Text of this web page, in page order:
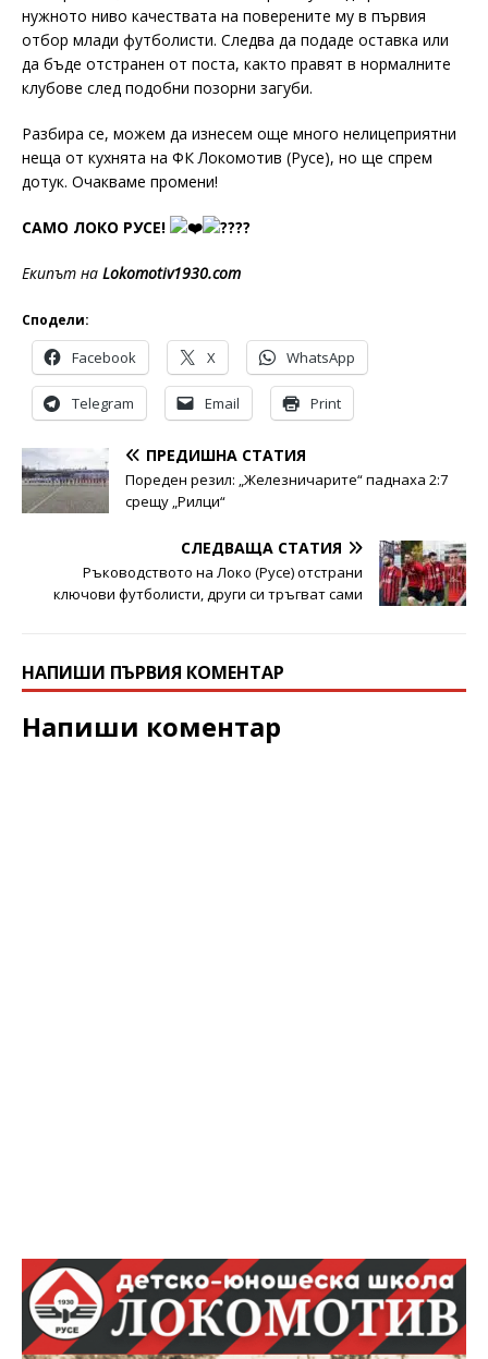
нужното ниво качествата на поверените му в първия
отбор млади футболисти. Следва да подаде оставка или
да бъде отстранен от поста, както правят в нормалните
клубове след подобни позорни загуби.
Разбира се, можем да изнесем още много нелицеприятни
неща от кухнята на ФК Локомотив (Русе), но ще спрем
дотук. Очакваме промени!
САМО ЛОКО РУСЕ!
Екипът на Lokomotiv1930.com
Сподели:
Facebook X WhatsApp
Telegram Email Print
ПРЕДИШНА СТАТИЯ
Пореден резил: „Железничарите“ паднаха 2:7
срещу „Рилци“
СЛЕДВАЩА СТАТИЯ
Ръководството на Локо (Русе) отстрани
ключови футболисти, други си тръгват сами
НАПИШИ ПЪРВИЯ КОМЕНТАР
Напиши коментар